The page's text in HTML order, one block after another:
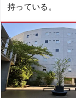
持っている。